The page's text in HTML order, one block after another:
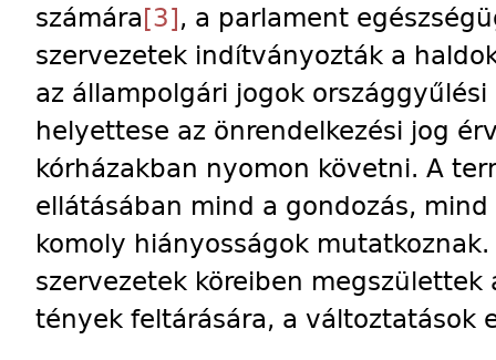
számára[3], a parlament
szervezetek indítványozták a
az állampolgári jogok
helyettese az önrendelkezési jog
kórházakban nyomon követni. A
ellátásában mind a gondozás,
komoly hiányosságok
szervezetek köreiben megszülettek
tények feltárására, a változtatások